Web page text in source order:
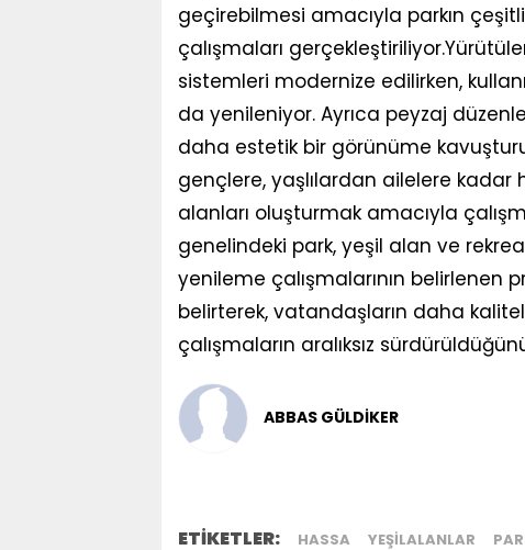
geçirebilmesi amacıyla parkın
çalışmaları
sistemleri modernize edilirken,
da yenileniyor. Ayrıca peyzaj
daha estetik bir görünüme
gençlere, yaşlılardan ailelere
alanları oluşturmak amacıyla
genelindeki park, yeşil alan ve
yenileme çalışmalarının
belirterek, vatandaşların daha
çalışmaların aralıksız
ABBAS GÜLDİKER
ETİKETLER: HASSA YEŞILALANLAR